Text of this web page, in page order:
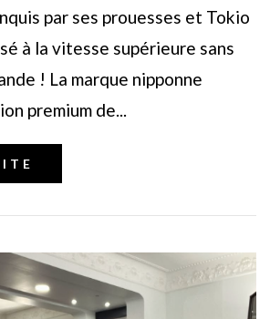
par ses prouesses et Tokio
à la vitesse supérieure sans
! La marque nipponne
premium de...